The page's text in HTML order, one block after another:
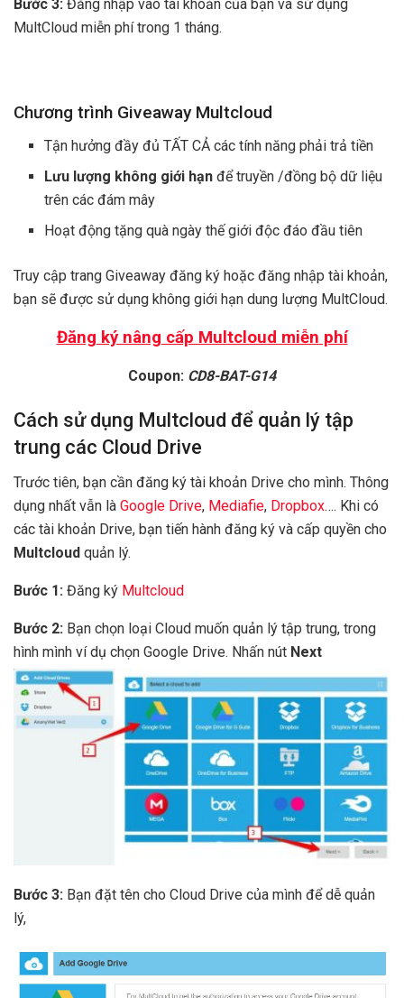
Bước 3: Đăng nhập vào tài khoản của bạn và sử dụng
MultCloud miễn phí trong 1 tháng.
Chương trình Giveaway Multcloud
Tận hưởng đầy đủ TẤT CẢ các tính năng phải trả tiền
Lưu lượng không giới hạn để truyền /đồng bộ dữ liệu
trên các đám mây
Hoạt động tặng quà ngày thế giới độc đáo đầu tiên
Truy cập trang Giveaway đăng ký hoặc đăng nhập tài khoản,
bạn sẽ được sử dụng không giới hạn dung lượng MultCloud.
Đăng ký nâng cấp Multcloud miễn phí
Coupon: CD8-BAT-G14
Cách sử dụng Multcloud để quản lý tập
trung các Cloud Drive
Trước tiên, bạn cần đăng ký tài khoản Drive cho mình. Thông
dụng nhất vẫn là Google Drive, Mediafie, Dropbox…. Khi có
các tài khoản Drive, bạn tiến hành đăng ký và cấp quyền cho
Multcloud quản lý.
Bước 1: Đăng ký Multcloud
Bước 2: Bạn chọn loại Cloud muốn quản lý tập trung, trong
hình mình ví dụ chọn Google Drive. Nhấn nút Next
Bước 3: Bạn đặt tên cho Cloud Drive của mình để dễ quản
lý,